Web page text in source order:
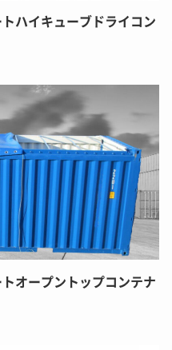
ハイキューブドライコン
オープントップコンテナ